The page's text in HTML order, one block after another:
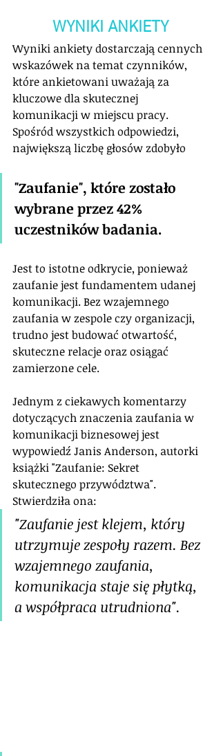
WYNIKI ANKIETY
Wyniki ankiety dostarczają cennych
wskazówek na temat czynników,
które ankietowani uważają za
kluczowe dla skutecznej
komunikacji w miejscu pracy.
Spośród wszystkich odpowiedzi,
największą liczbę głosów zdobyło
"Zaufanie", które zostało
wybrane przez 42%
uczestników badania.
Jest to istotne odkrycie, ponieważ
zaufanie jest fundamentem udanej
komunikacji. Bez wzajemnego
zaufania w zespole czy organizacji,
trudno jest budować otwartość,
skuteczne relacje oraz osiągać
zamierzone cele.
Jednym z ciekawych komentarzy
dotyczących znaczenia zaufania w
komunikacji biznesowej jest
wypowiedź Janis Anderson, autorki
książki "Zaufanie: Sekret
skutecznego przywództwa".
Stwierdziła ona:
"Zaufanie jest klejem, który
utrzymuje zespoły razem. Bez
wzajemnego zaufania,
komunikacja staje się płytką,
a współpraca utrudniona".